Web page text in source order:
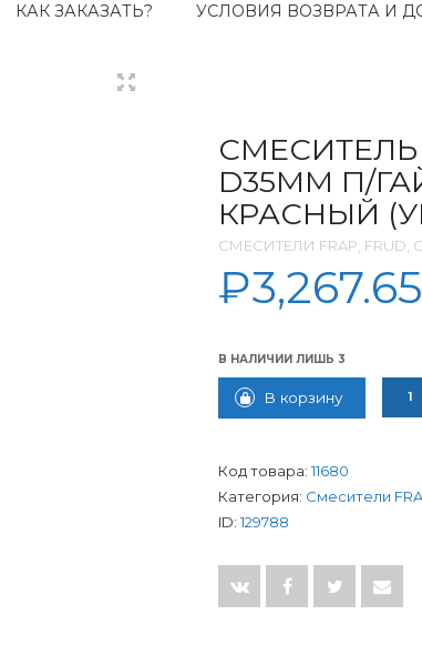
КАК ЗАКАЗАТЬ? УСЛОВИЯ ВОЗВРАТА И
D35ММ П/
КРАСНЫЙ
СМЕСИТЕЛИ FRAP,
₽3,267.65
В НАЛИЧИИ ЛИШЬ 3
В корзину
Код товара: 11680
Категория: Смесители
ID: 129788